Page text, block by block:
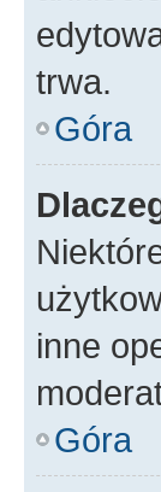
trwa.
Góra
inne
Góra